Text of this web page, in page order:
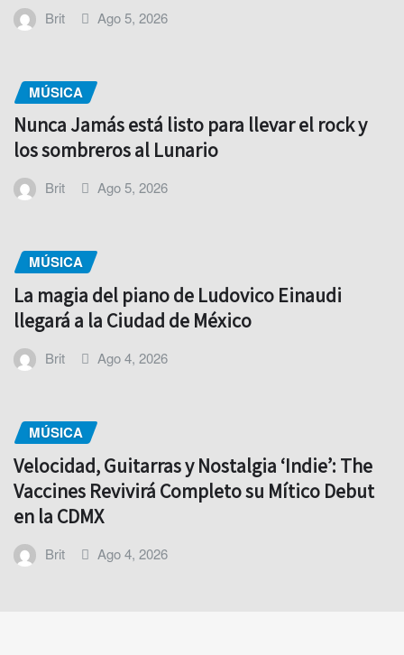
Brit Ago 5, 2026
MÚSICA
Nunca Jamás está listo para llevar el rock y
los sombreros al Lunario
Brit Ago 5, 2026
MÚSICA
La magia del piano de Ludovico Einaudi
llegará a la Ciudad de México
Brit Ago 4, 2026
MÚSICA
Velocidad, Guitarras y Nostalgia ‘Indie’: The
Vaccines Revivirá Completo su Mítico Debut
en la CDMX
Brit Ago 4, 2026